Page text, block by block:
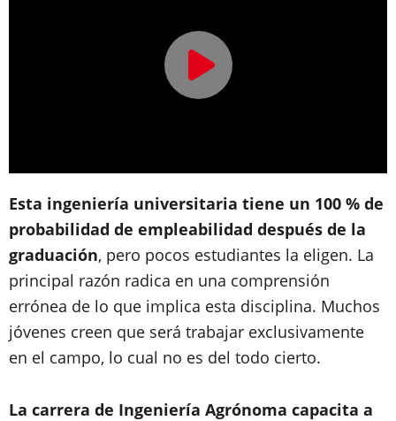
Esta ingeniería universitaria tiene un 100 % de
probabilidad de empleabilidad después de la
graduación, pero pocos estudiantes la eligen. La
principal razón radica en una comprensión
errónea de lo que implica esta disciplina. Muchos
jóvenes creen que será trabajar exclusivamente
en el campo, lo cual no es del todo cierto.
La carrera de Ingeniería Agrónoma capacita a